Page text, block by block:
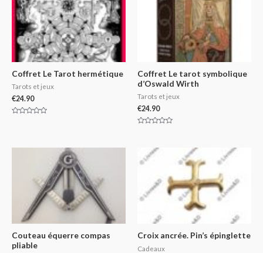
Coffret Le Tarot hermétique
Tarots et jeux
€24.90
5
Coffret Le tarot symbolique
d’Oswald Wirth
Tarots et jeux
€24.90
Couteau équerre compas
pliable
Croix ancrée. Pin’s épinglette
Cadeaux